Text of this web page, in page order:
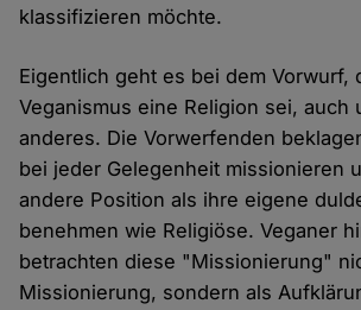
klassifizieren möchte.
Eigentlich geht es bei dem Vorwurf,
Veganismus eine Religion sei, auch
anderes. Die Vorwerfenden
bei jeder Gelegenheit missionieren
andere Position als ihre eigene
benehmen wie Religiöse. Veganer
betrachten diese "Missionierung"
Missionierung, sondern als